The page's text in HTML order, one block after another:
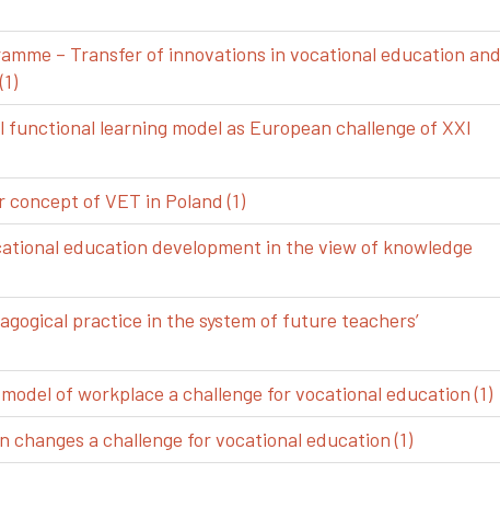
– Transfer of innovations in vocational education and
learning model as European challenge of XXI
of VET in Poland (1)
education development in the view of knowledge
practice in the system of future teachers’
of workplace a challenge for vocational education (1)
a challenge for vocational education (1)